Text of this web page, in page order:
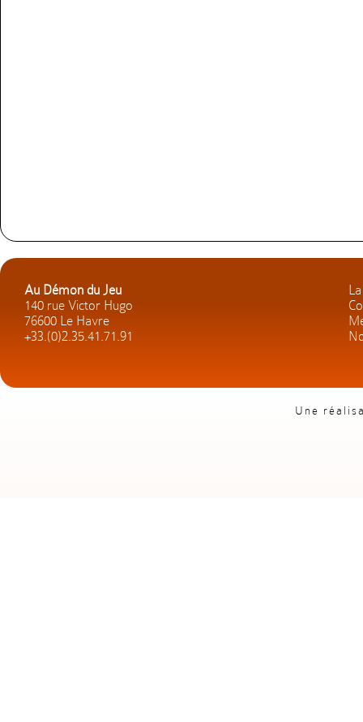
Au Démon du Jeu
140 rue Victor Hugo
76600 Le Havre
+33.(0)2.35.41.71.91
Une